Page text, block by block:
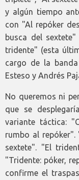
y algún tiempo
con "Al repóker
busca del
tridente" (esta
cargo de la
Esteso y Andrés
No queremos ni
que se
variante táctica:
rumbo al
sextete". "El
"Tridente: póker,
confirme el